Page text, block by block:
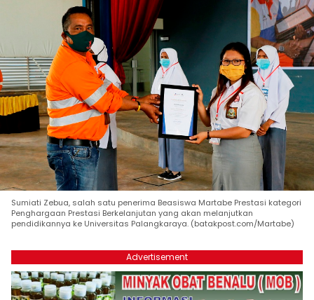
Sumiati Zebua, salah satu penerima Beasiswa Martabe Prestasi kategori
Penghargaan Prestasi Berkelanjutan yang akan melanjutkan
pendidikannya ke Universitas Palangkaraya. (batakpost.com/Martabe)
Advertisement